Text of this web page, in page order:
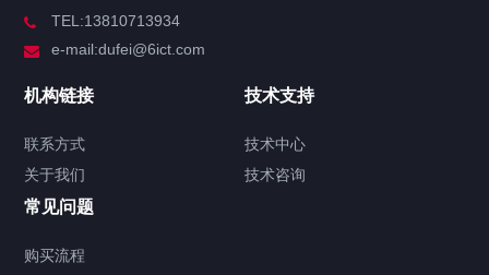
TEL:13810713934
e-mail:dufei@6ict.com
机构链接
联系方式
关于我们
技术支持
技术中心
技术咨询
常见问题
购买流程